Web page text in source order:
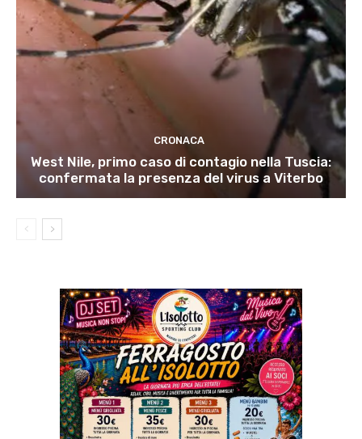
CRONACA
West Nile, primo caso di contagio nella Tuscia:
confermata la presenza del virus a Viterbo